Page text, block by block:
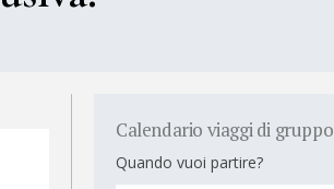
Calendario viaggi di gruppo
Quando vuoi partire?